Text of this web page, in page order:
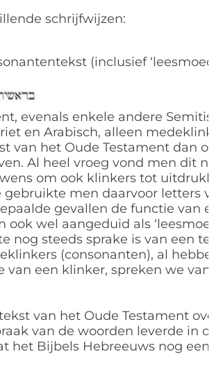
schrijfwijzen:
(inclusief
evenals enkele andere
en Arabisch, alleen
van het Oude Testament dan
Al heel vroeg vond men dit
om ook klinkers tot
men daarvoor letters
gevallen de functie van
wel aangeduid als
nog steeds sprake is van een
(consonanten), al
een klinker, spreken we van
van het Oude Testament
van de woorden leverde in
het Bijbels Hebreeuws nog een